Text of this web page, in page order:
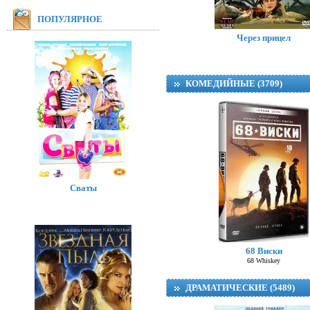
Через прицел
КОМЕДИЙНЫЕ (3709)
68 Виски
68 Whiskey
ДРАМАТИЧЕСКИЕ (5489)
ПОПУЛЯРНОЕ
Сваты